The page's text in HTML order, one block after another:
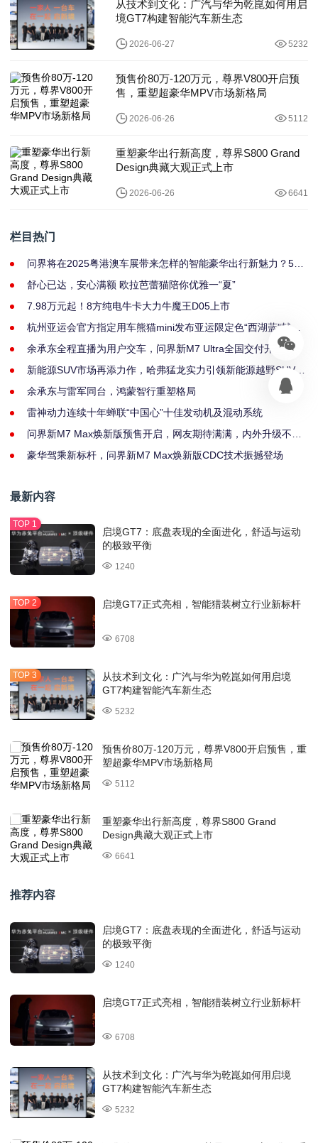
从技术到文化：广汽与华为乾崑如何用启
境GT7构建智能汽车新生态
2026-06-27 5232
预售价80万-120万元，尊界V800开启预
售，重塑超豪华MPV市场新格局
2026-06-26 5112
重塑豪华出行新高度，尊界S800 Grand
Design典藏大观正式上市
2026-06-26 6641
栏目热门
问界将在2025粤港澳车展带来怎样的智能豪华出行新魅力？5月
舒心已达，安心满额 欧拉芭蕾猫陪你优雅一“夏”
7.98万元起！8方纯电牛卡大力牛魔王D05上市
杭州亚运会官方指定用车熊猫mini发布亚运限定色“西湖蓝”献礼
余承东全程直播为用户交车，问界新M7 Ultra全国交付开启
新能源SUV市场再添力作，哈弗猛龙实力引领新能源越野SUV新
余承东与雷军同台，鸿蒙智行重塑格局
雷神动力连续十年蝉联“中国心”十佳发动机及混动系统
问界新M7 Max焕新版预售开启，网友期待满满，内外升级不止
豪华驾乘新标杆，问界新M7 Max焕新版CDC技术振撼登场
最新内容
启境GT7：底盘表现的全面进化，舒适与运动
的极致平衡
1240
启境GT7正式亮相，智能猎装树立行业新标杆
6708
从技术到文化：广汽与华为乾崑如何用启境
GT7构建智能汽车新生态
5232
预售价80万-120万元，尊界V800开启预售，重
塑超豪华MPV市场新格局
5112
重塑豪华出行新高度，尊界S800 Grand
Design典藏大观正式上市
6641
推荐内容
启境GT7：底盘表现的全面进化，舒适与运动
的极致平衡
1240
启境GT7正式亮相，智能猎装树立行业新标杆
6708
从技术到文化：广汽与华为乾崑如何用启境
GT7构建智能汽车新生态
5232